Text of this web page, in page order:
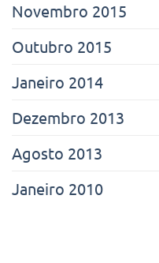
Novembro 2015
Outubro 2015
Janeiro 2014
Dezembro 2013
Agosto 2013
Janeiro 2010